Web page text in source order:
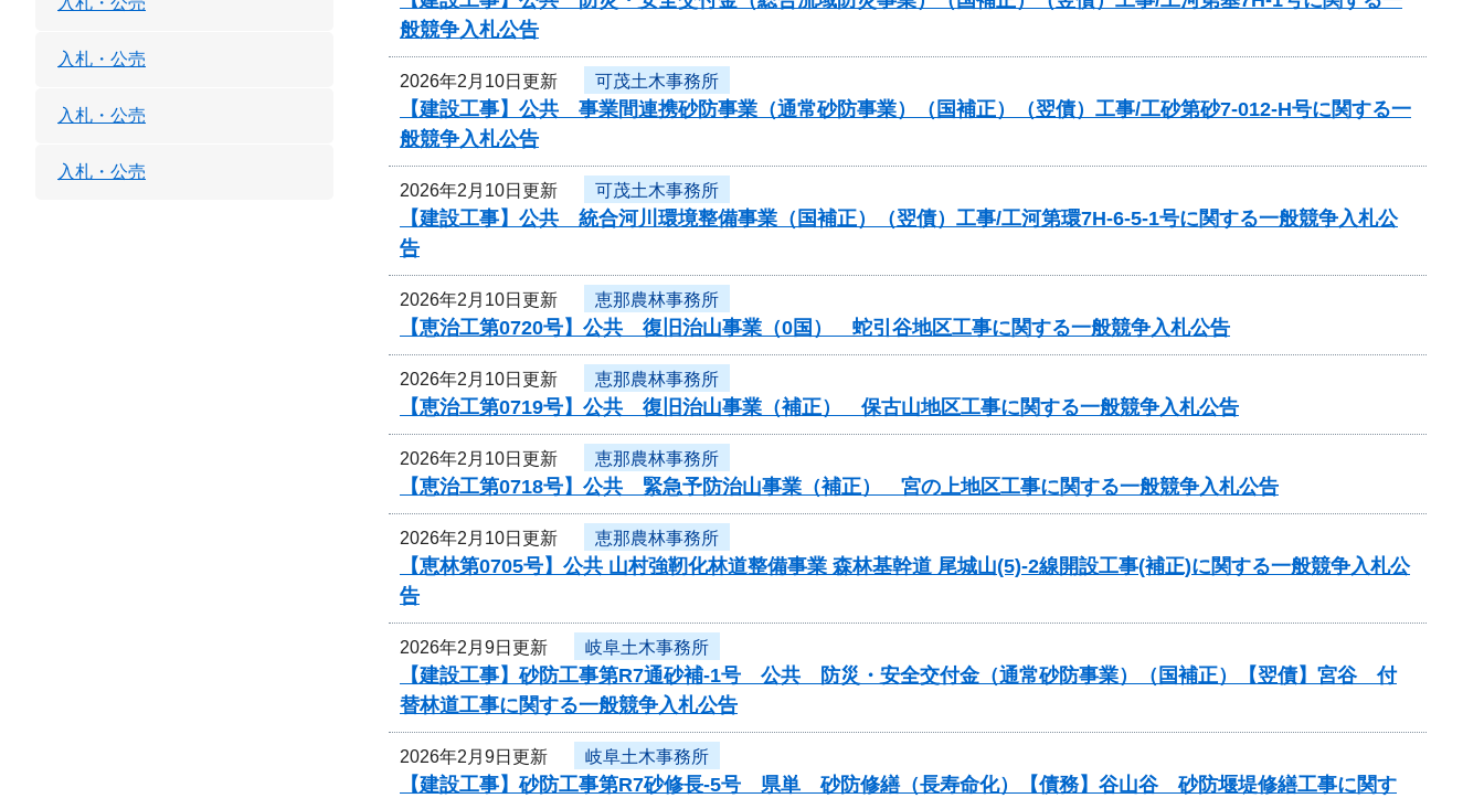
般競争入札公告
2026年2月10日更新 可茂土木事務所
【建設工事】公共 事業間連携砂防事業（通常砂防事業）（国補正）（翌債）工事/工砂第砂7-012‐H号に関する一
般競争入札公告
2026年2月10日更新 可茂土木事務所
【建設工事】公共 統合河川環境整備事業（国補正）（翌債）工事/工河第環7H-6-5-1号に関する一般競争入札公
告
2026年2月10日更新 恵那農林事務所
【恵治工第0720号】公共 復旧治山事業（0国） 蛇引谷地区工事に関する一般競争入札公告
2026年2月10日更新 恵那農林事務所
【恵治工第0719号】公共 復旧治山事業（補正） 保古山地区工事に関する一般競争入札公告
2026年2月10日更新 恵那農林事務所
【恵治工第0718号】公共 緊急予防治山事業（補正） 宮の上地区工事に関する一般競争入札公告
2026年2月10日更新 恵那農林事務所
【恵林第0705号】公共 山村強靭化林道整備事業 森林基幹道 尾城山(5)-2線開設工事(補正)に関する一般競争入札公
告
2026年2月9日更新 岐阜土木事務所
【建設工事】砂防工事第R7通砂補-1号 公共 防災・安全交付金（通常砂防事業）（国補正）【翌債】宮谷 付
替林道工事に関する一般競争入札公告
2026年2月9日更新 岐阜土木事務所
【建設工事】砂防工事第R7砂修長-5号 県単 砂防修繕（長寿命化）【債務】谷山谷 砂防堰堤修繕工事に関す
入札・公売
入札・公売
入札・公売